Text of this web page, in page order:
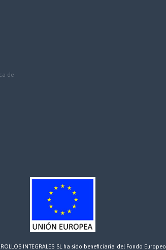
de
INTEGRALES SL ha sido beneficiaria del Fondo Europeo